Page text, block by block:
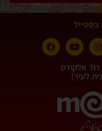
בסטייל
אלקודס
לעיר)